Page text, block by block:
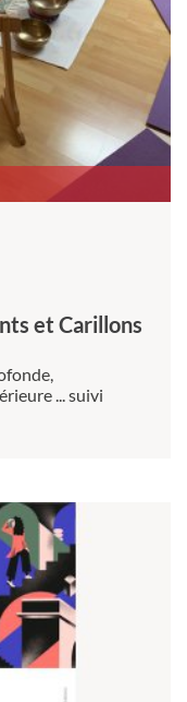
et Carillons
... suivi